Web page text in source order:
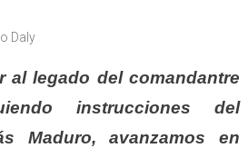
Daly
al legado del comandantre
instrucciones del
Maduro, avanzamos en